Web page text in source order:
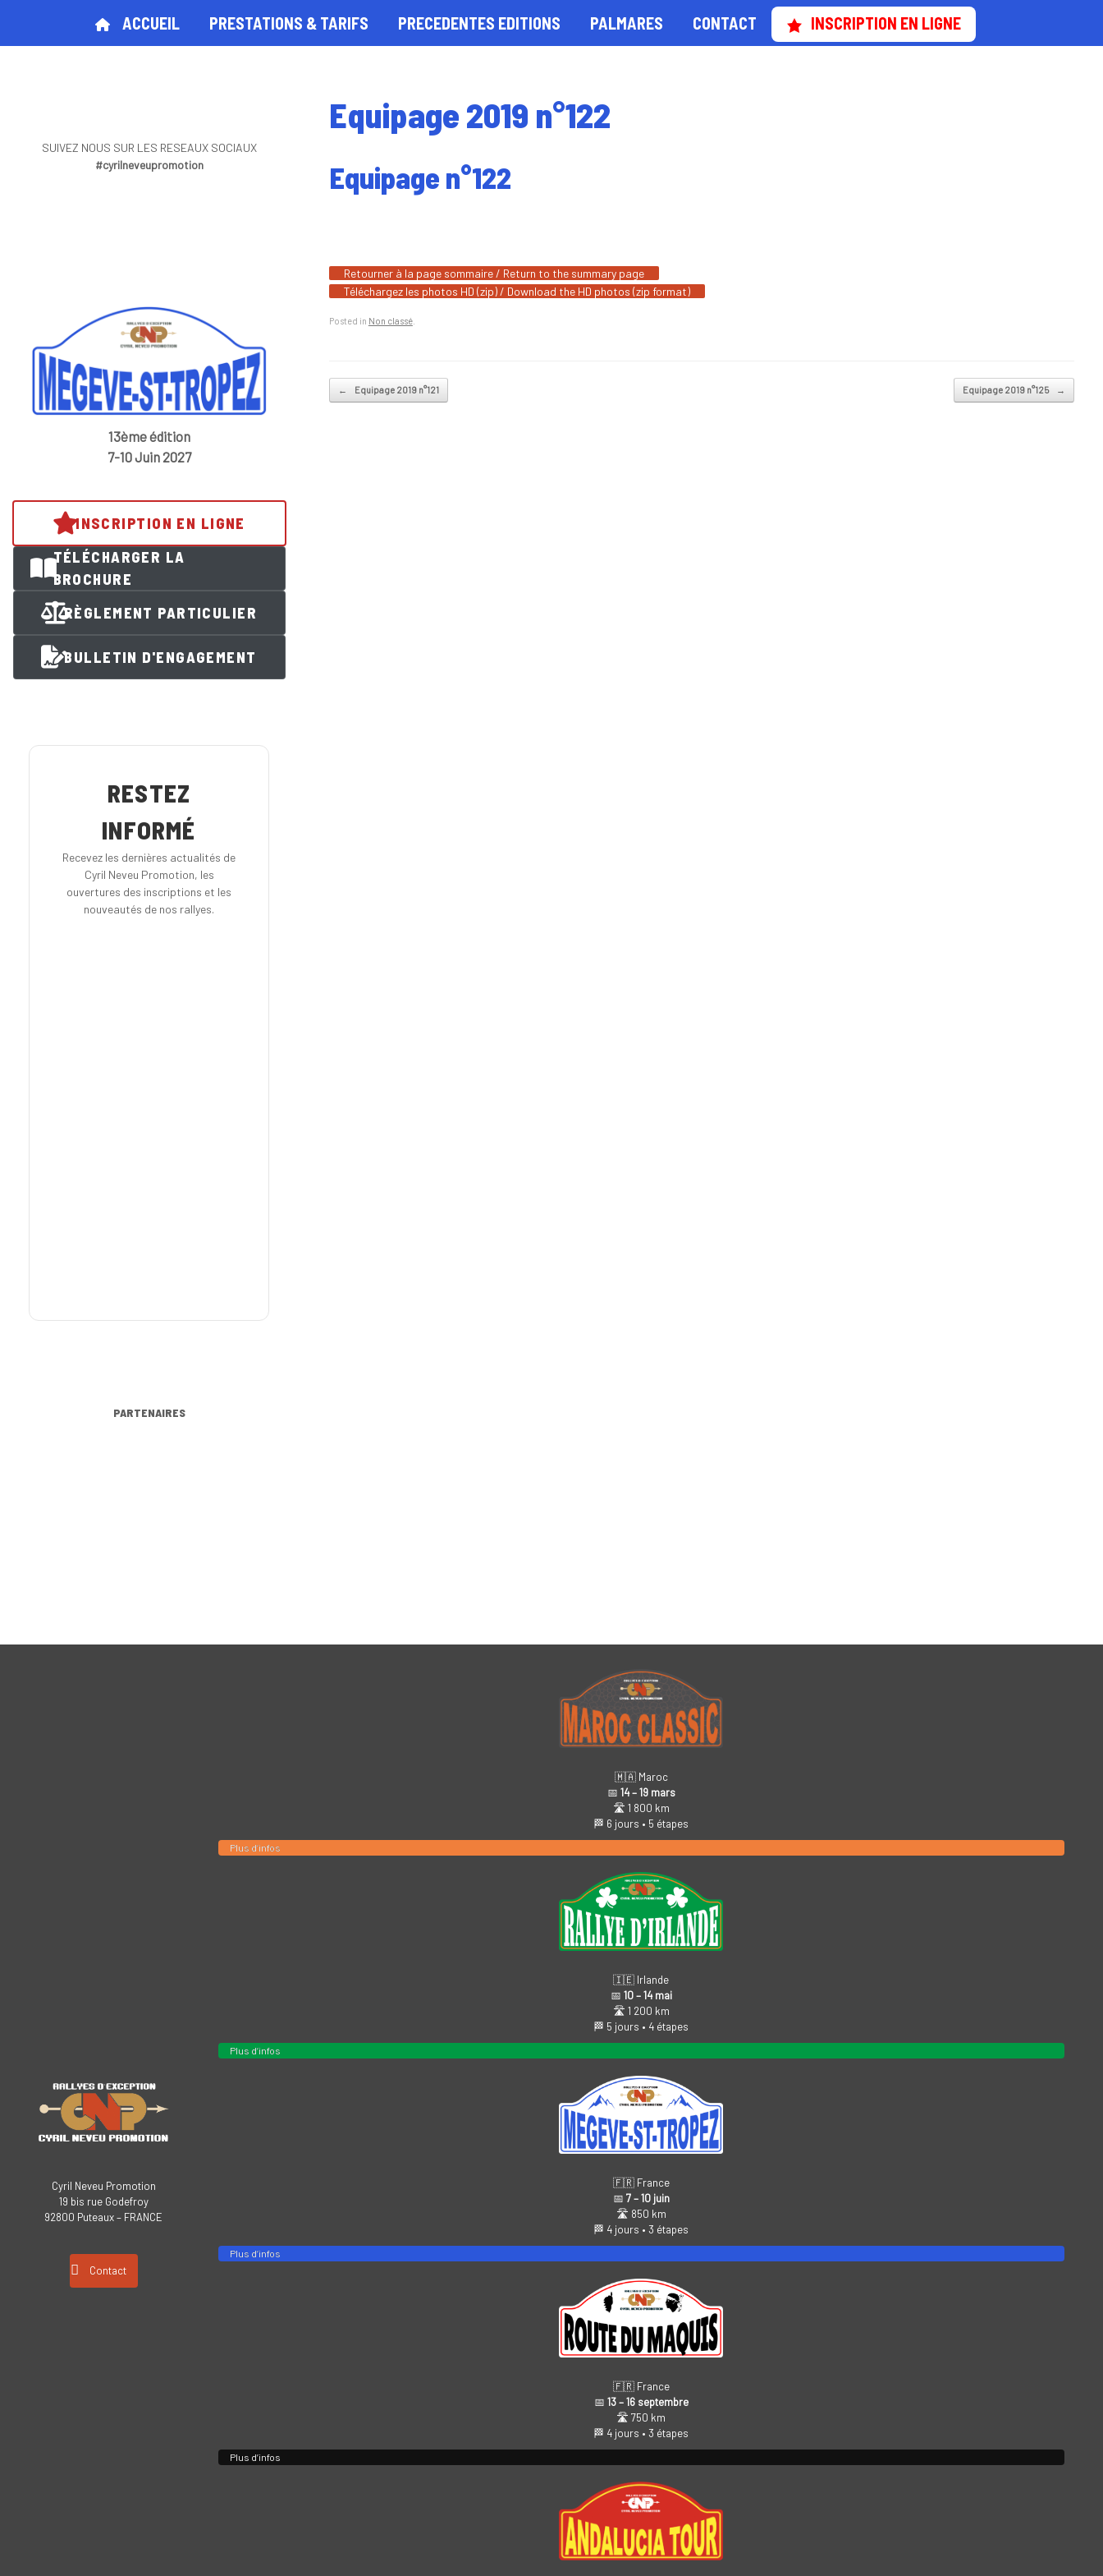
ACCUEIL PRESTATIONS & TARIFS PRECEDENTES EDITIONS PALMARES CONTACT INSCRIPTION EN LIGNE
Equipage 2019 n°122
Equipage n°122
Retourner à la page sommaire / Return to the summary page
Téléchargez les photos HD (zip) / Download the HD photos (zip format)
Posted in Non classé.
Post navigation
← Equipage 2019 n°121 Equipage 2019 n°125 →
SUIVEZ NOUS SUR LES RESEAUX SOCIAUX
#cyrilneveupromotion
13ème édition
7-10 Juin 2027
INSCRIPTION EN LIGNE
TÉLÉCHARGER LA
BROCHURE
RÈGLEMENT PARTICULIER
BULLETIN D'ENGAGEMENT
RESTEZ
INFORMÉ
Recevez les dernières actualités de
Cyril Neveu Promotion, les
ouvertures des inscriptions et les
nouveautés de nos rallyes.
PARTENAIRES
Cyril Neveu Promotion
19 bis rue Godefroy
92800 Puteaux – FRANCE
Contact
🇲🇦 Maroc
📅 14 – 19 mars
🛣️ 1 800 km
🏁 6 jours • 5 étapes
Plus d’infos
🇮🇪 Irlande
📅 10 – 14 mai
🛣️ 1 200 km
🏁 5 jours • 4 étapes
Plus d’infos
🇫🇷 France
📅 7 – 10 juin
🛣️ 850 km
🏁 4 jours • 3 étapes
Plus d’infos
🇫🇷 France
📅 13 – 16 septembre
🛣️ 750 km
🏁 4 jours • 3 étapes
Plus d’infos